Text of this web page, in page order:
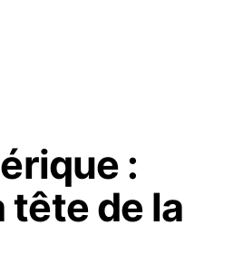
:
tête de la